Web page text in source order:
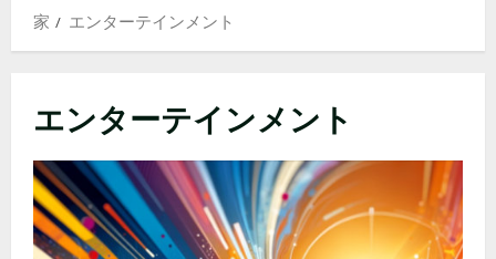
ま
マ
ニ
ー
家 エンターテインメント
エンターテインメント